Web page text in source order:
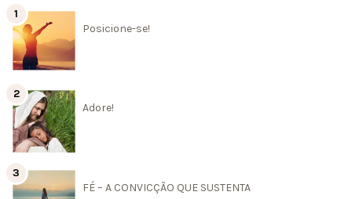
Posicione-se!
Adore!
FÉ – A CONVICÇÃO QUE SUSTENTA